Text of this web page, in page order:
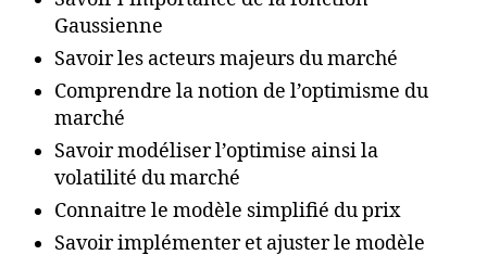
Gaussienne
Savoir les acteurs majeurs du marché
Comprendre la notion de l’optimisme du
marché
Savoir modéliser l’optimise ainsi la
volatilité du marché
Connaitre le modèle simplifié du prix
Savoir implémenter et ajuster le modèle